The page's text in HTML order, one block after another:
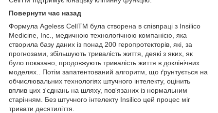
Повернути час назад
Формула Ageless CellTM була створена в співпраці з Insilico
Medicine, Inc., медичною технологічною компанією, яка
створила базу даних із понад 200 геропротекторів, які, за
прогнозами, збільшують тривалість життя, деякі з яких, як
було показано, продовжують тривалість життя в доклінічних
моделях.. Потім запатентований алгоритм, що ґрунтується на
обчислювальних технологіях штучного інтелекту, оцінить
вплив цих з'єднань на шляху, пов'язаних із нормальним
старінням. Без штучного інтелекту Insilico цей процес міг
тривати десятиліття.